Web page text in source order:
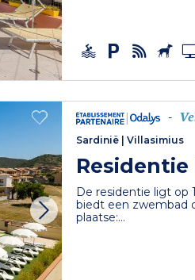
-
Sardinië |Villasimius
De residentie ligt op
biedt een zwembad
plaatse:...